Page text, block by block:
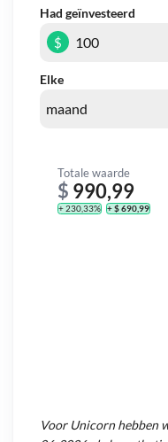
Had geïnvesteerd
Elke
$
Totale waarde
$ 990,99
+ 230,33% + $ 690,99
Voor Unicornhebben